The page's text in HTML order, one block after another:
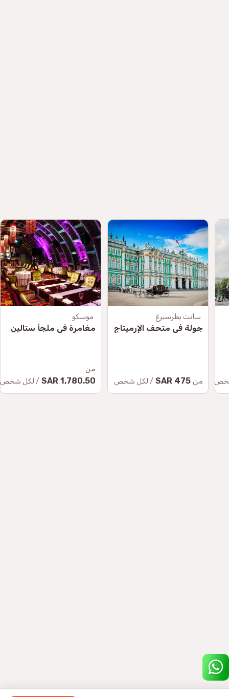
سانت بطرسبرغ
جولة في متحف الإرميتاج
من 475 SAR / لكل شخص
موسكو
مغامرة في ملجأ ستالين
من
1,780.50 SAR / لكل شخص